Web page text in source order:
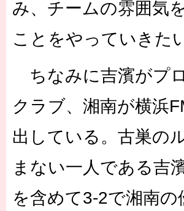
み、チームの雰囲気
ことをやっていきた
ちなみに吉濱がプ
クラブ、湘南が横浜
出している。古巣の
まない一人である吉
を含めて3-2で湘南